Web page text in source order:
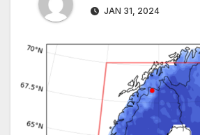
JAN 31, 2024